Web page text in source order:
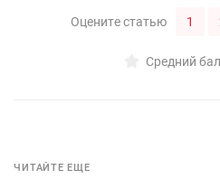
Оцените статью 1
Средний
ЧИТАЙТЕ ЕЩЕ